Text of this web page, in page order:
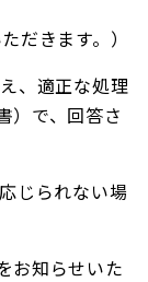
だきます。）
、適正な処理
）で、回答さ
じられない場
お知らせいた